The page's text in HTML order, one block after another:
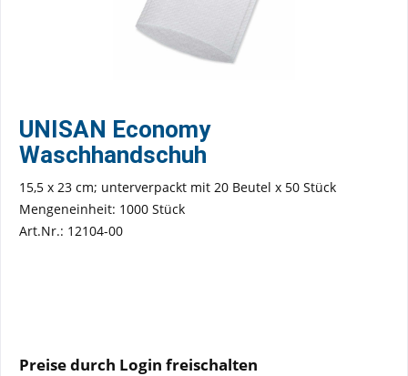
UNISAN Economy
Waschhandschuh
15,5 x 23 cm; unterverpackt mit 20 Beutel x 50 Stück
Mengeneinheit: 1000 Stück
Art.Nr.: 12104-00
Preise durch Login freischalten